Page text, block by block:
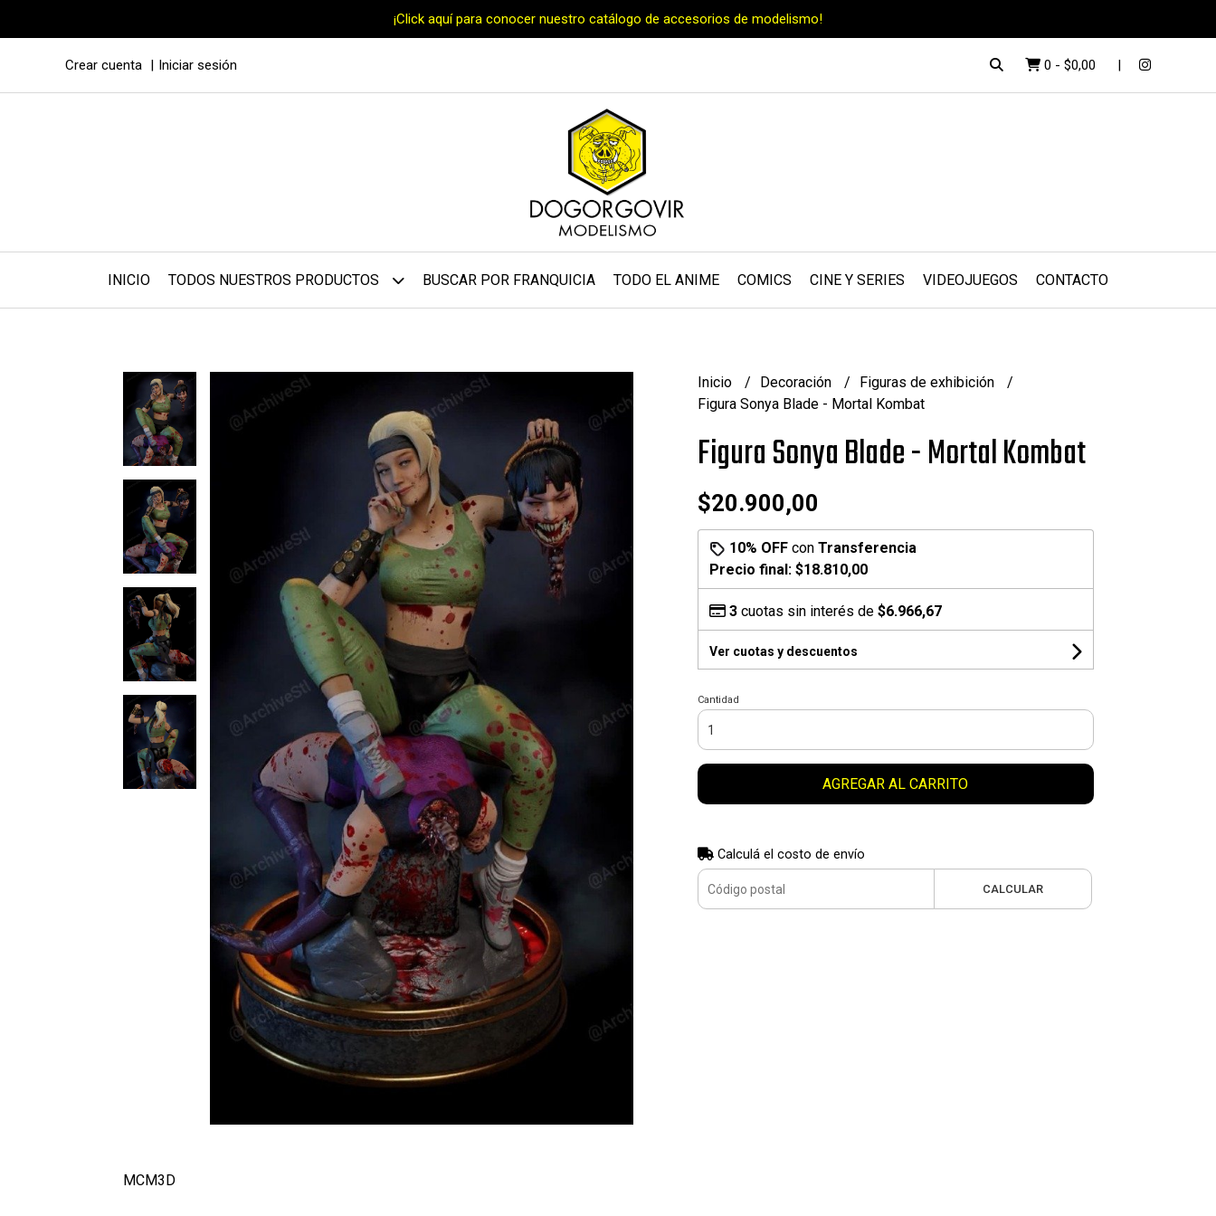
¡Click aquí para conocer nuestro catálogo de accesorios de modelismo!
Crear cuenta Iniciar sesión 0 - $0,00
INICIO TODOS NUESTROS PRODUCTOS BUSCAR POR FRANQUICIA TODO EL ANIME COMICS CINE Y SERIES VIDEOJUEGOS CONTACTO
MCM3D
Inicio Decoración
Figuras de exhibición
Figura Sonya Blade - Mortal Kombat
Figura Sonya Blade - Mortal Kombat
$20.900,00
10% OFFcon Transferencia
Precio final: $18.810,00
3cuotas sin interés de $6.966,67
Ver cuotas y descuentos
Cantidad
AGREGAR AL CARRITO
Calculá el costo de envío
CALCULAR